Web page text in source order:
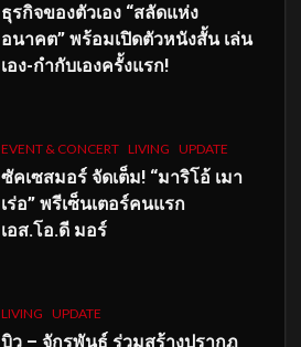
ธุรกิจของตัวเอง “สลัดแห่ง
อนาคต” พร้อมเปิดตัวหนังสั้น เล่น
เอง-กำกับเองครั้งแรก!
EVENT & CONCERT LIVING UPDATE
ซัคเซสมอร์ จัดเต็ม! “มาริโอ้ เมา
เร่อ” พรีเซ็นเตอร์คนแรก
เอส.โอ.ดี มอร์
LIVING UPDATE
บิว – จักรพันธ์ ร่วมสร้างปรากฏ